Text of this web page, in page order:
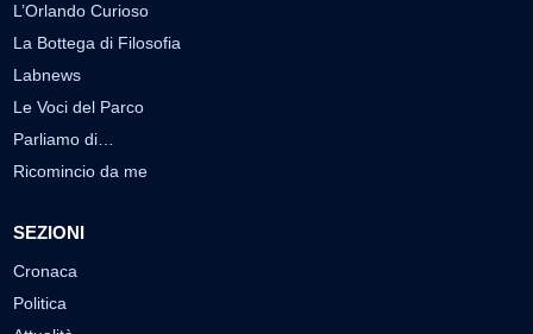
L’Orlando Curioso
La Bottega di Filosofia
Labnews
Le Voci del Parco
Parliamo di…
Ricomincio da me
SEZIONI
Cronaca
Politica